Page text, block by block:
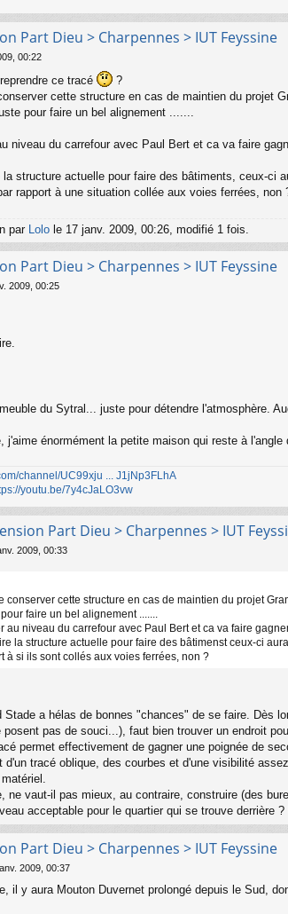
Part Dieu > Charpennes > IUT Feyssine
00:22
ce tracé
?
cette structure en cas de maintien du projet
pour faire un bel alignement .......
niveau du carrefour avec Paul Bert et ca va faire
structure actuelle pour faire des bâtiments, ceux-ci
rapport à une situation collée aux voies ferrées, non
par Lolo le 17 janv. 2009, 00:26, modifié 1 fois.
Part Dieu > Charpennes > IUT Feyssine
2009, 00:25
du Sytral... juste pour détendre l'atmosphère.
j'aime énormément la petite maison qui reste à
channel/UC99xju ... J1jNp3FLhA
youtu.be/7y4cJaLO3vw
Part Dieu > Charpennes > IUT
2009, 00:33
conserver cette structure en cas de maintien du projet
faire un bel alignement .......
au niveau du carrefour avec Paul Bert et ca va faire
la structure actuelle pour faire des bâtimenst ceux-ci
à si ils sont collés aux voies ferrées, non ?
Stade a hélas de bonnes "chances" de se faire. Dès
pas de souci...), faut bien trouver un endroit
permet effectivement de gagner une poignée de
d'un tracé oblique, des courbes et d'une visibilité
ne vaut-il pas mieux, au contraire, construire (des
acceptable pour le quartier qui se trouve derrière
Part Dieu > Charpennes > IUT Feyssine
2009, 00:37
il y aura Mouton Duvernet prolongé depuis le Sud,